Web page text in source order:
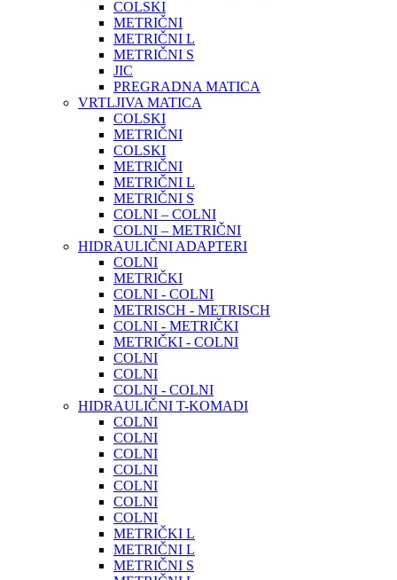
COLSKI
METRIČNI
METRIČNI L
METRIČNI S
JIC
PREGRADNA MATICA
VRTLJIVA MATICA
COLSKI
METRIČNI
COLSKI
METRIČNI
METRIČNI L
METRIČNI S
COLNI – COLNI
COLNI – METRIČNI
HIDRAULIČNI ADAPTERI
COLNI
METRIČKI
COLNI - COLNI
METRISCH - METRISCH
COLNI - METRIČKI
METRIČKI - COLNI
COLNI
COLNI
COLNI - COLNI
HIDRAULIČNI T-KOMADI
COLNI
COLNI
COLNI
COLNI
COLNI
COLNI
COLNI
METRIČKI L
METRIČNI L
METRIČNI S